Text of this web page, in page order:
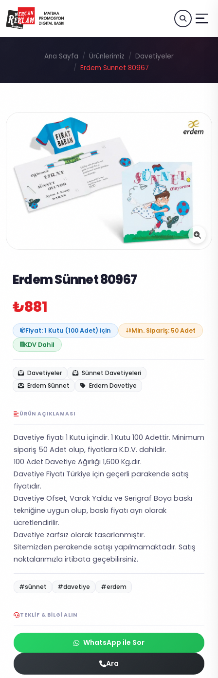
Ana Sayfa Ürünlerimiz
Davetiyeler
Erdem Sünnet 80967
Erdem Sünnet 80967
₺881
Fiyat: 1 Kutu (100 Adet) için
Min. Sipariş: 50 Adet
KDV Dahil
Davetiyeler
Sünnet Davetiyeleri
Erdem Sünnet
Erdem Davetiye
ÜRÜN AÇIKLAMASI
Davetiye fiyatı 1 Kutu içindir. 1 Kutu 100 Adettir. Minimum
sipariş 50 Adet olup, fiyatlara K.D.V. dahildir.
100 Adet Davetiye Ağırlığı 1,600 Kg.dır.
Davetiye Fiyatı Türkiye için geçerli parakende satış
fiyatıdır.
Davetiye Ofset, Varak Yaldız ve Serigraf Boya baskı
tekniğine uygun olup, baskı fiyatı ayrı olarak
ücretlendirilir.
Davetiye zarfsız olarak tasarlanmıştır.
Sitemizden perakende satışı yapılmamaktadır. Satış
noktalarımızla irtibata geçebilirsiniz.
#sünnet #davetiye #erdem
TEKLIF & BILGI ALIN
WhatsApp ile Sor
Ara